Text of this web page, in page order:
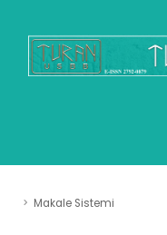
Makale Sistemi